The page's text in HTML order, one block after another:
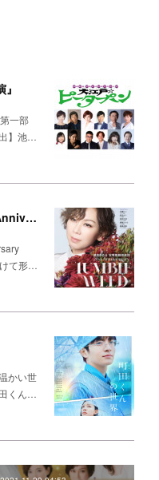
一部
】池…
湖月わたる 宝塚歌劇団退団 20th Anniversary 『TUMBLEWEED』
けて形…
かい世
くん…